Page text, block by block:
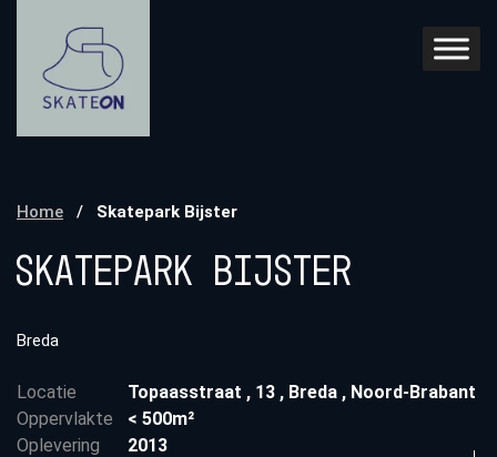
Home / Skatepark Bijster
Skatepark Bijster
Breda
Locatie Topaasstraat , 13 , Breda , Noord-Brabant
Oppervlakte
< 500m²
Oplevering
2013